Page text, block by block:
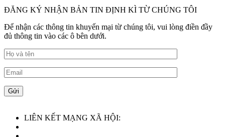
ĐĂNG KÝ NHẬN BẢN TIN ĐỊNH KÌ TỪ CHÚNG TÔI
Để nhận các thông tin khuyến mại từ chúng tôi, vui lòng điền đầy
đủ thông tin vào các ô bên dưới.
LIÊN KẾT MẠNG XÃ HỘI: